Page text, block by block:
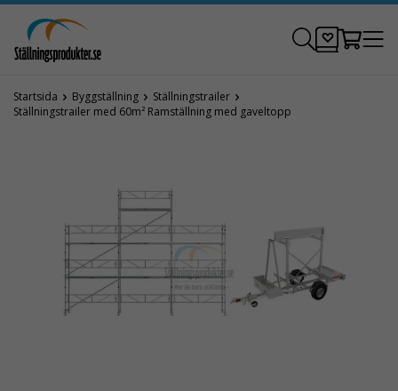
Startsida Byggställning
Ställningstrailer
Ställningstrailer med 60m² Ramställning med gaveltopp